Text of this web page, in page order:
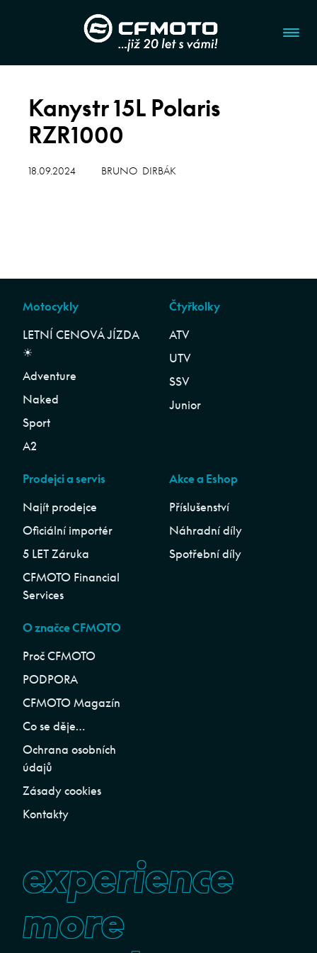
Kanystr 15L Polaris
RZR1000
18.09.2024 BRUNO DIRBÁK
Motocykly
LETNÍ CENOVÁ JÍZDA
☀︎
Adventure
Naked
Sport
A2
Čtyřkolky
ATV
UTV
SSV
Junior
Prodejci a servis
Najít prodejce
Oficiální importér
5 LET Záruka
CFMOTO Financial
Services
Akce a Eshop
Příslušenství
Náhradní díly
Spotřební díly
O značce CFMOTO
Proč CFMOTO
PODPORA
CFMOTO Magazín
Co se děje…
Ochrana osobních
údajů
Zásady cookies
Kontakty
experience
more